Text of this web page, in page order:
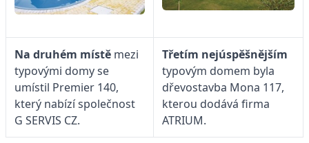
Na druhém místě mezi
typovými domy se
umístil Premier 140,
který nabízí společnost
G SERVIS CZ.
Třetím nejúspěšnějším
typovým domem byla
dřevostavba Mona 117,
kterou dodává firma
ATRIUM.